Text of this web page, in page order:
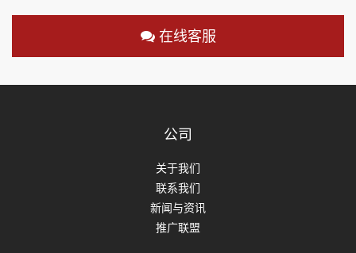
在线客服
公司
关于我们
联系我们
新闻与资讯
推广联盟